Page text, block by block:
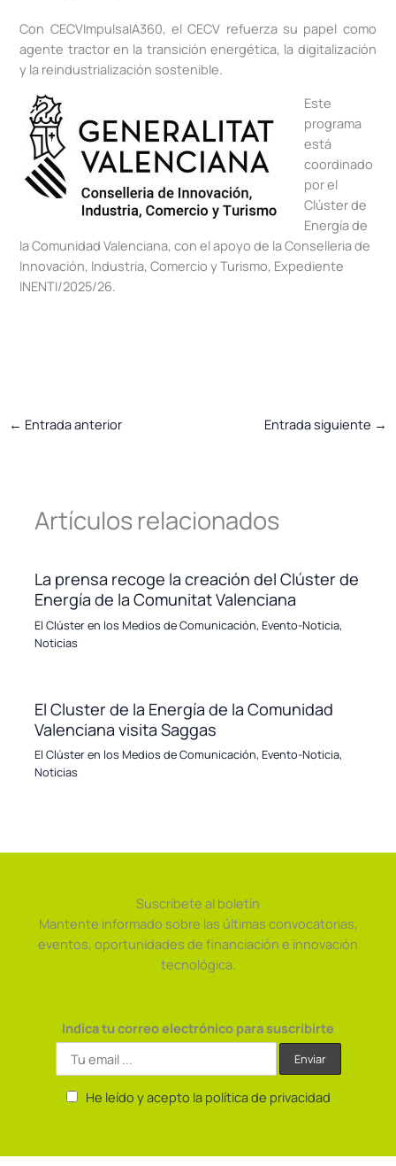
Con CECVImpulsaIA360, el CECV refuerza su papel como
agente tractor en la transición energética, la digitalización
y la reindustrialización sostenible.
Este
programa
está
coordinado
por el
Clúster de
Energía de
la Comunidad Valenciana, con el apoyo de la Conselleria de
Innovación, Industria, Comercio y Turismo, Expediente
INENTI/2025/26.
← Entrada anterior Entrada siguiente →
Artículos relacionados
La prensa recoge la creación del Clúster de
Energía de la Comunitat Valenciana
El Clúster en los Medios de Comunicación,Evento-Noticia,
Noticias
El Cluster de la Energía de la Comunidad
Valenciana visita Saggas
El Clúster en los Medios de Comunicación,Evento-Noticia,
Noticias
Suscríbete al boletín
Mantente informado sobre las últimas convocatorias,
eventos, oportunidades de financiación e innovación
tecnológica.
Indica tu correo electrónico para suscribirte
He leído y acepto la política de privacidad